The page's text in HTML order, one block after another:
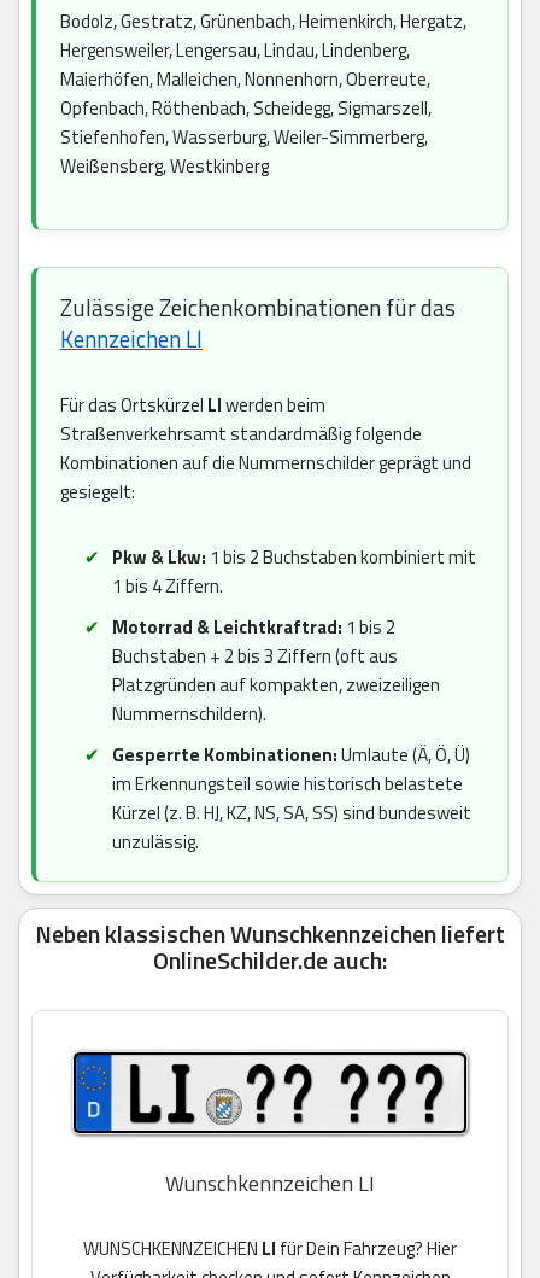
Bodolz, Gestratz, Grünenbach, Heimenkirch, Hergatz,
Hergensweiler, Lengersau, Lindau, Lindenberg,
Maierhöfen, Malleichen, Nonnenhorn, Oberreute,
Opfenbach, Röthenbach, Scheidegg, Sigmarszell,
Stiefenhofen, Wasserburg, Weiler-Simmerberg,
Weißensberg, Westkinberg
Zulässige Zeichenkombinationen für das
Kennzeichen LI
Für das Ortskürzel LIwerden beim
Straßenverkehrsamt standardmäßig folgende
Kombinationen auf die Nummernschilder geprägt und
gesiegelt:
Pkw & Lkw: 1 bis 2 Buchstaben kombiniert mit
1 bis 4 Ziffern.
Motorrad & Leichtkraftrad: 1 bis 2
Buchstaben + 2 bis 3 Ziffern (oft aus
Platzgründen auf kompakten, zweizeiligen
Nummernschildern).
Gesperrte Kombinationen:Umlaute (Ä, Ö, Ü)
im Erkennungsteil sowie historisch belastete
Kürzel (z. B. HJ, KZ, NS, SA, SS) sind bundesweit
unzulässig.
Neben klassischen Wunschkennzeichen liefert
OnlineSchilder.de auch:
Wunschkennzeichen LI
WUNSCHKENNZEICHEN LI für Dein Fahrzeug? Hier